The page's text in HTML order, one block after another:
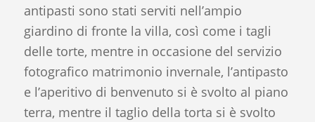
antipasti sono stati serviti nell’ampio
giardino di fronte la villa, così come i tagli
delle torte, mentre in occasione del servizio
fotografico matrimonio invernale, l’antipasto
e l’aperitivo di benvenuto si è svolto al piano
terra, mentre il taglio della torta si è svolto